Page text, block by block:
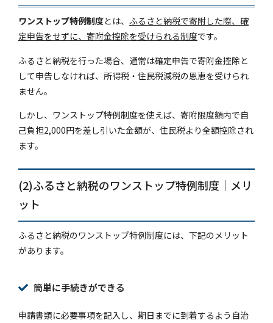
ワンストップ特例制度とは、 ふるさと納税で寄附した際、確
定申告をせずに、寄附金控除を受けられる制度です。
ふるさと納税を行った場合、通常は確定申告で寄附金控除と
して申告しなければ、所得税・住民税減税の恩恵を受けられ
ません。
しかし、ワンストップ特例制度を使えば、寄附限度額内で自
己負担2,000円を差し引いた金額が、住民税より全額控除され
ます。
(2)ふるさと納税のワンストップ特例制度｜メリ
ット
ふるさと納税のワンストップ特例制度には、下記のメリット
があります。
簡単に手続きができる
申請書類に必要事項を記入し、期日までに到着するよう自治